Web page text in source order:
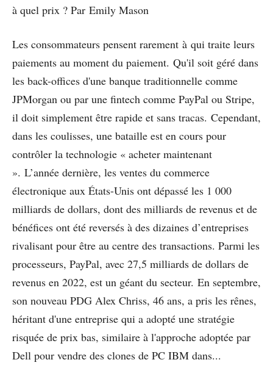
à quel prix ? Par Emily Mason
Les consommateurs pensent rarement à qui traite leurs
paiements au moment du paiement. Qu'il soit géré dans
les back-offices d'une banque traditionnelle comme
JPMorgan ou par une fintech comme PayPal ou Stripe,
il doit simplement être rapide et sans tracas. Cependant,
dans les coulisses, une bataille est en cours pour
contrôler la technologie « acheter maintenant
». L’année dernière, les ventes du commerce
électronique aux États-Unis ont dépassé les 1 000
milliards de dollars, dont des milliards de revenus et de
bénéfices ont été reversés à des dizaines d’entreprises
rivalisant pour être au centre des transactions. Parmi les
processeurs, PayPal, avec 27,5 milliards de dollars de
revenus en 2022, est un géant du secteur. En septembre,
son nouveau PDG Alex Chriss, 46 ans, a pris les rênes,
héritant d'une entreprise qui a adopté une stratégie
risquée de prix bas, similaire à l'approche adoptée par
Dell pour vendre des clones de PC IBM dans...